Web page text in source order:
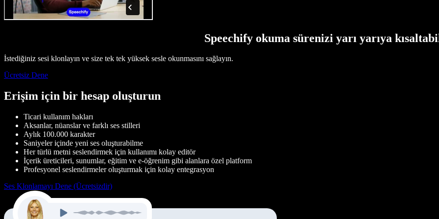
Speechify okuma sürenizi yarı yarıya
İstediğiniz sesi klonlayın ve size tek tek yüksek sesle okunmasını sağlayın.
Ücretsiz Dene
Erişim için bir hesap oluşturun
Ticari kullanım hakları
Aksanlar, nüanslar ve farklı ses stilleri
Aylık 100.000 karakter
Saniyeler içinde yeni ses oluşturabilme
Her türlü metni seslendirmek için kullanımı kolay editör
İçerik üreticileri, sunumlar, eğitim ve e-öğrenim gibi alanlara özel platform
Profesyonel seslendirmeler oluşturmak için kolay entegrasyon
Ses Klonlamayı Dene (Ücretsizdir)